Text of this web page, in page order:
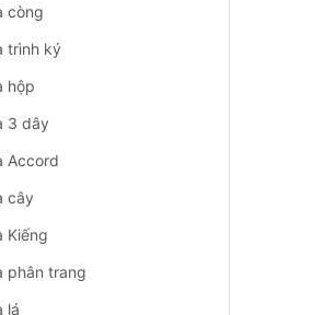
còng
trình ký
hộp
3 dây
Accord
cây
Kiếng
phân trang
lá